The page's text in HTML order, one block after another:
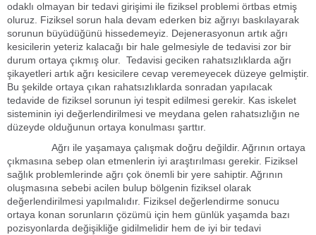
odaklı olmayan bir tedavi girişimi ile fiziksel problemi örtbas etmiş
oluruz. Fiziksel sorun hala devam ederken biz ağrıyı baskılayarak
sorunun büyüdüğünü hissedemeyiz. Dejenerasyonun artık ağrı
kesicilerin yeteriz kalacağı bir hale gelmesiyle de tedavisi zor bir
durum ortaya çıkmış olur. Tedavisi geciken rahatsızlıklarda ağrı
şikayetleri artık ağrı kesicilere cevap veremeyecek düzeye gelmiştir.
Bu şekilde ortaya çıkan rahatsızlıklarda sonradan yapılacak
tedavide de fiziksel sorunun iyi tespit edilmesi gerekir. Kas iskelet
sisteminin iyi değerlendirilmesi ve meydana gelen rahatsızlığın ne
düzeyde olduğunun ortaya konulması şarttır.
Ağrı ile yaşamaya çalışmak doğru değildir. Ağrının ortaya
çıkmasına sebep olan etmenlerin iyi araştırılması gerekir. Fiziksel
sağlık problemlerinde ağrı çok önemli bir yere sahiptir. Ağrının
oluşmasına sebebi acilen bulup bölgenin fiziksel olarak
değerlendirilmesi yapılmalıdır. Fiziksel değerlendirme sonucu
ortaya konan sorunların çözümü için hem günlük yaşamda bazı
pozisyonlarda değişikliğe gidilmelidir hem de iyi bir tedavi